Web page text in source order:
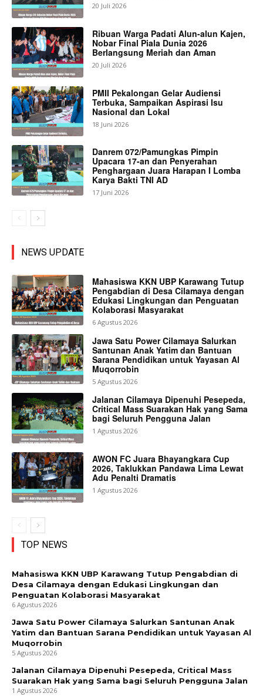
20 Juli 2026
Ribuan Warga Padati Alun-alun Kajen,
Nobar Final Piala Dunia 2026
Berlangsung Meriah dan Aman
20 Juli 2026
PMII Pekalongan Gelar Audiensi
Terbuka, Sampaikan Aspirasi Isu
Nasional dan Lokal
18 Juni 2026
Danrem 072/Pamungkas Pimpin
Upacara 17-an dan Penyerahan
Penghargaan Juara Harapan I Lomba
Karya Bakti TNI AD
17 Juni 2026
NEWS UPDATE
Mahasiswa KKN UBP Karawang Tutup
Pengabdian di Desa Cilamaya dengan
Edukasi Lingkungan dan Penguatan
Kolaborasi Masyarakat
6 Agustus 2026
Jawa Satu Power Cilamaya Salurkan
Santunan Anak Yatim dan Bantuan
Sarana Pendidikan untuk Yayasan Al
Muqorrobin
5 Agustus 2026
Jalanan Cilamaya Dipenuhi Pesepeda,
Critical Mass Suarakan Hak yang Sama
bagi Seluruh Pengguna Jalan
1 Agustus 2026
AWON FC Juara Bhayangkara Cup
2026, Taklukkan Pandawa Lima Lewat
Adu Penalti Dramatis
1 Agustus 2026
TOP NEWS
Mahasiswa KKN UBP Karawang Tutup Pengabdian di
Desa Cilamaya dengan Edukasi Lingkungan dan
Penguatan Kolaborasi Masyarakat
6 Agustus 2026
Jawa Satu Power Cilamaya Salurkan Santunan Anak
Yatim dan Bantuan Sarana Pendidikan untuk Yayasan Al
Muqorrobin
5 Agustus 2026
Jalanan Cilamaya Dipenuhi Pesepeda, Critical Mass
Suarakan Hak yang Sama bagi Seluruh Pengguna Jalan
1 Agustus 2026